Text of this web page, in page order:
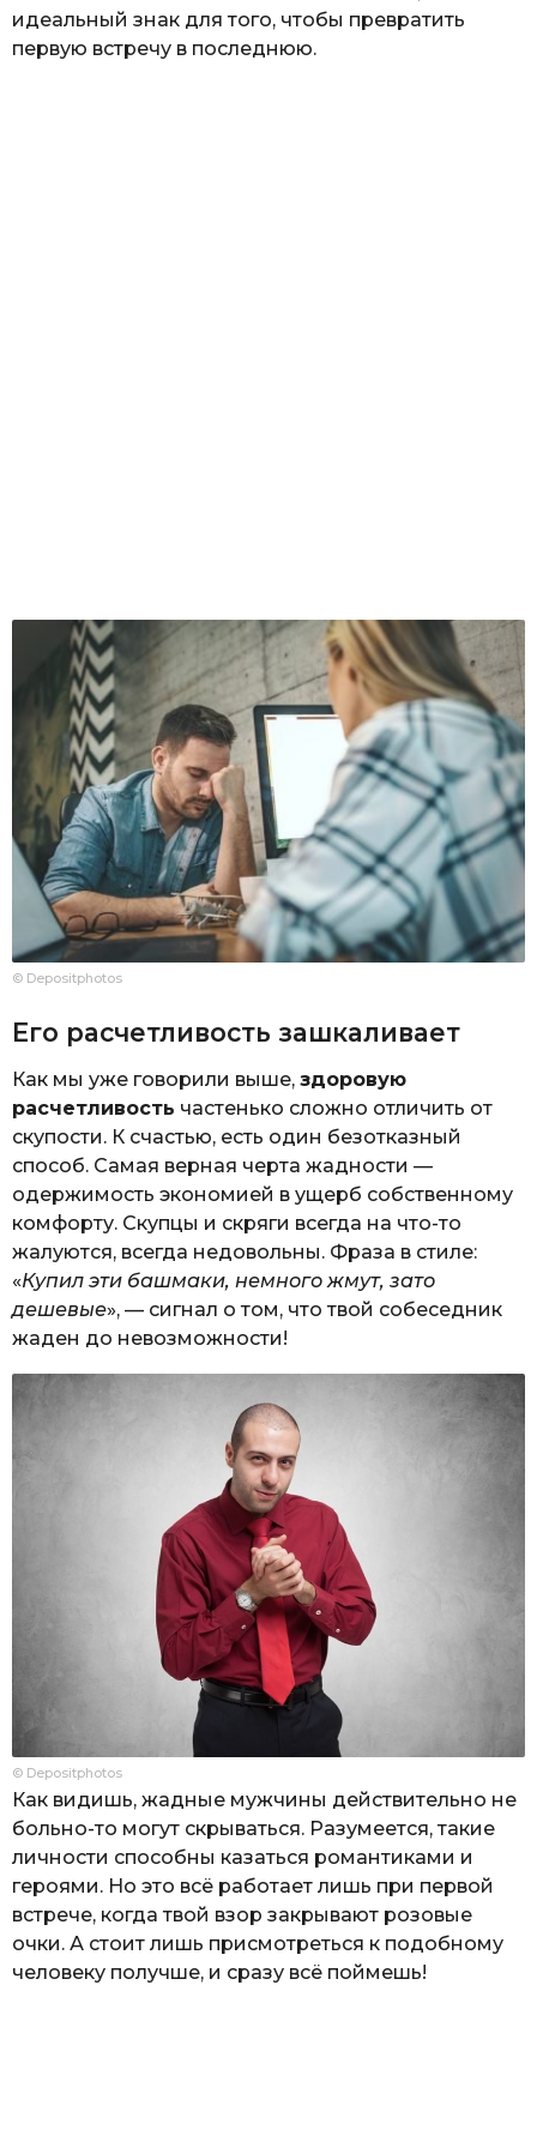
идеальный знак для того, чтобы превратить
первую встречу в последнюю.
© Depositphotos
Его расчетливость зашкаливает
Как мы уже говорили выше, здоровую
расчетливость частенько сложно отличить от
скупости. К счастью, есть один безотказный
способ. Самая верная черта жадности —
одержимость экономией в ущерб собственному
комфорту. Скупцы и скряги всегда на что-то
жалуются, всегда недовольны. Фраза в стиле:
«Купил эти башмаки, немного жмут, зато
дешевые», — сигнал о том, что твой собеседник
жаден до невозможности!
© Depositphotos
Как видишь, жадные мужчины действительно не
больно-то могут скрываться. Разумеется, такие
личности способны казаться романтиками и
героями. Но это всё работает лишь при первой
встрече, когда твой взор закрывают розовые
очки. А стоит лишь присмотреться к подобному
человеку получше, и сразу всё поймешь!